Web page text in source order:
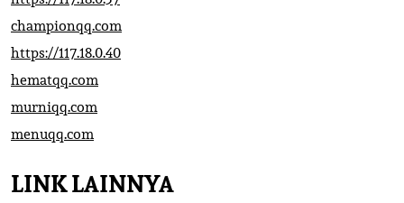
championqq.com
https://117.18.0.40
hematqq.com
murniqq.com
menuqq.com
LINK LAINNYA